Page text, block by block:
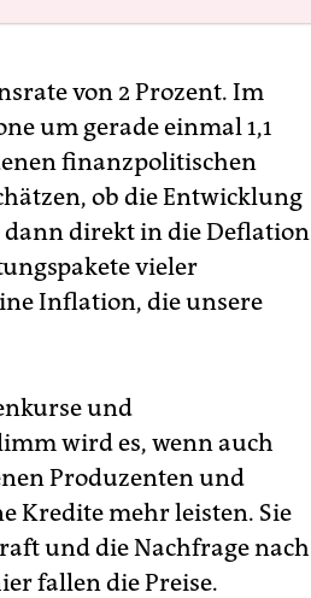
von 2 Prozent. Im
um gerade einmal 1,1
finanzpolitischen
ob die Entwicklung
dann direkt in die Deflation
vieler
Inflation, die unsere
und
wird es, wenn auch
Produzenten und
Kredite mehr leisten. Sie
und die Nachfrage nach
fallen die Preise.